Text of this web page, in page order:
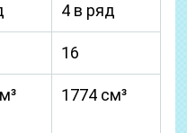
4 в ряд
16
1774 см³